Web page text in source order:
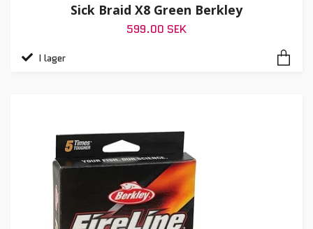
Sick Braid X8 Green Berkley
599.00 SEK
I lager